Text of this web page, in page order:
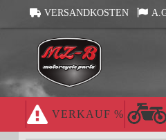
VERSANDKOSTEN
VERKAUF %